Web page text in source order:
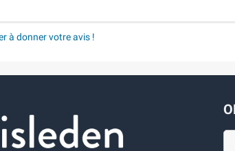
à donner votre avis !